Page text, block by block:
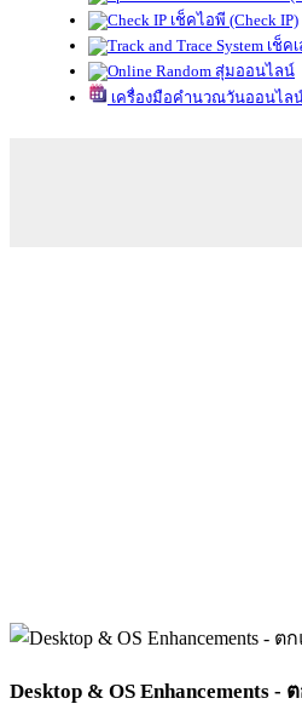
เช็คไอพี (Check IP)
เช็ค
สุ่มออนไลน์
เครื่องมือคำนวณวันออนไล
Desktop & OS Enhancements